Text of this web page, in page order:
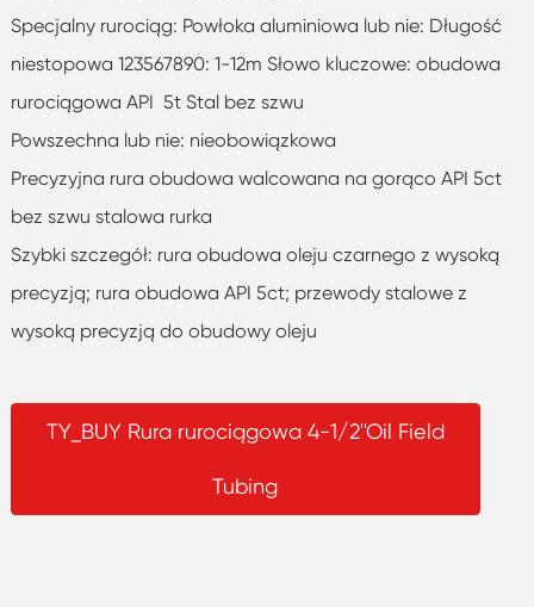
Specjalny rurociąg: Powłoka aluminiowa lub nie: Długość
niestopowa 123567890: 1-12m Słowo kluczowe: obudowa
rurociągowa API 5t Stal bez szwu
Powszechna lub nie: nieobowiązkowa
Precyzyjna rura obudowa walcowana na gorąco API 5ct
bez szwu stalowa rurka
Szybki szczegół: rura obudowa oleju czarnego z wysoką
precyzją; rura obudowa API 5ct; przewody stalowe z
wysoką precyzją do obudowy oleju
TY_BUY Rura rurociągowa 4-1/2''Oil Field
Tubing